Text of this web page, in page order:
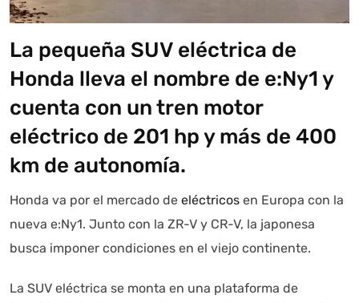
La pequeña SUV eléctrica de
Honda lleva el nombre de e:Ny1 y
cuenta con un tren motor
eléctrico de 201 hp y más de 400
km de autonomía.
Honda va por el mercado de eléctricos en Europa con la
nueva e:Ny1. Junto con la ZR-V y CR-V, la japonesa
busca imponer condiciones en el viejo continente.
La SUV eléctrica se monta en una plataforma de
Autoanalítica IA Agente Inteligente
Estoy aquí para encontrar lo que necesitas. ¿Qué estás
buscando? "Este asistente con IA (OpenAI) ofrece
información referencial que puede contener errores.
Asistente con IA en desarrollo. Autoanalítica optimiza